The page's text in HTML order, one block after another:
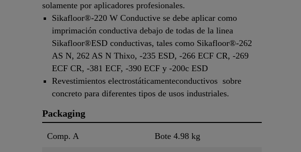
solamente por aplicadores profesionales.
Sikafloor®-220 W Conductive se debe aplicar como
imprimación conductiva debajo de todas de la linea
Sikafloor®ESD conductivas, tales como Sikafloor®-262
AS N, 262 AS N Thixo, -235 ESD, -266 ECF CR, -269
ECF CR, -381 ECF, -390 ECF y -200c ESD
Revestimientos electrostáticamenteconductivos sobre
concreto para diferentes tipos de usos industriales.
Packaging
Comp. A Bote 4.98 kg